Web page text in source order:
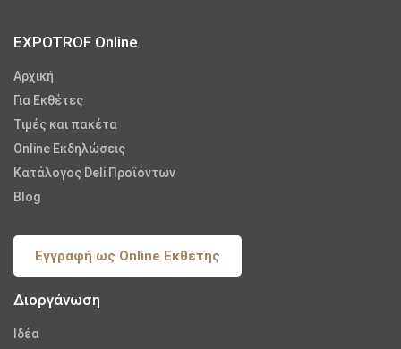
EXPOTROF Online
Αρχική
Για Εκθέτες
Τιμές και πακέτα
Online Εκδηλώσεις
Κατάλογος Deli Προϊόντων
Blog
Εγγραφή ως Online Εκθέτης
Διοργάνωση
Iδέα